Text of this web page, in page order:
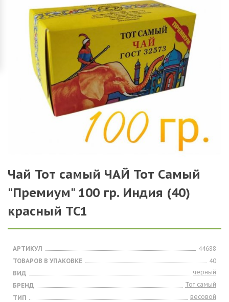
Чай Тот самый ЧАЙ Тот Самый
"Премиум" 100 гр. Индия (40)
красный ТС1
АРТИКУЛ
44688
ТОВАРОВ В УПАКОВКЕ
40
ВИД
черный
БРЕНД
Тот самый
ТИП
весовой